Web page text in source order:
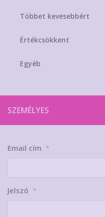
Többet kevesebbért
Értékcsökkent
Egyéb
SZEMÉLYES
Email cím *
Jelszó *